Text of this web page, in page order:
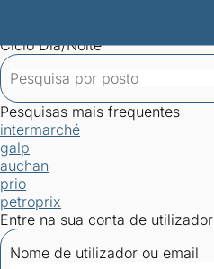
Ciclo Dia/Noite
Pesquisas mais frequentes
intermarché
galp
auchan
prio
petroprix
Entre na sua conta de utilizador
Nome de utilizador ou email